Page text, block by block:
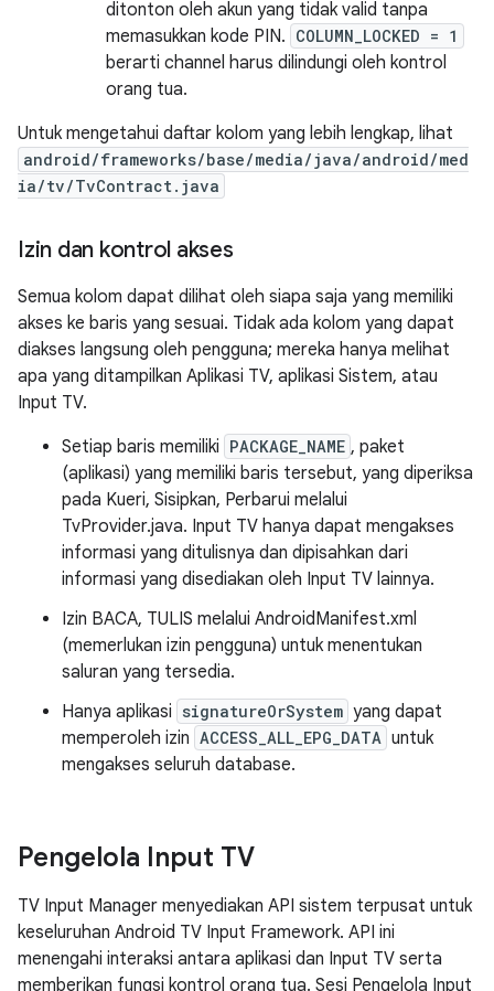
ditonton oleh akun yang tidak valid tanpa
memasukkan kode PIN. COLUMN_LOCKED = 1
berarti channel harus dilindungi oleh kontrol
orang tua.
Untuk mengetahui daftar kolom yang lebih lengkap, lihat
android/frameworks/base/media/java/android/med
ia/tv/TvContract.java
Izin dan kontrol akses
Semua kolom dapat dilihat oleh siapa saja yang memiliki
akses ke baris yang sesuai. Tidak ada kolom yang dapat
diakses langsung oleh pengguna; mereka hanya melihat
apa yang ditampilkan Aplikasi TV, aplikasi Sistem, atau
Input TV.
Setiap baris memiliki PACKAGE_NAME , paket
(aplikasi) yang memiliki baris tersebut, yang diperiksa
pada Kueri, Sisipkan, Perbarui melalui
TvProvider.java. Input TV hanya dapat mengakses
informasi yang ditulisnya dan dipisahkan dari
informasi yang disediakan oleh Input TV lainnya.
Izin BACA, TULIS melalui AndroidManifest.xml
(memerlukan izin pengguna) untuk menentukan
saluran yang tersedia.
Hanya aplikasi signatureOrSystem yang dapat
memperoleh izin ACCESS_ALL_EPG_DATA untuk
mengakses seluruh database.
Pengelola Input TV
TV Input Manager menyediakan API sistem terpusat untuk
keseluruhan Android TV Input Framework. API ini
menengahi interaksi antara aplikasi dan Input TV serta
memberikan fungsi kontrol orang tua. Sesi Pengelola Input